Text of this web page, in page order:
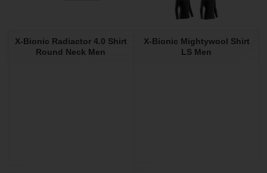
X-Bionic Radiactor 4.0 Shirt
Round Neck Men
X-Bionic Mightywool Shirt
LS Men